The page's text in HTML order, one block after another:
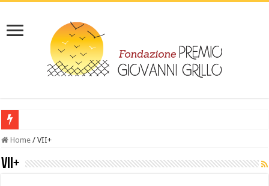
IL LIBRO: Leggi “Giovanni Grillo da Melissa al lager- la vicenda di un
Home / VII+
VII+